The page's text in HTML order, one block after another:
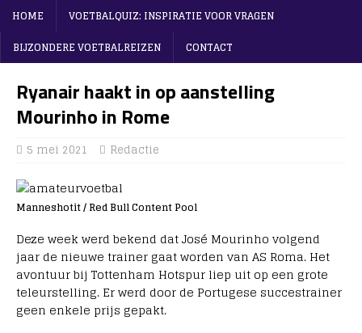
HOME
VOETBALQUIZ: INSPIRATIE VOOR VRAGEN
BIJZONDERE VOETBALREIZEN
CONTACT
Ryanair haakt in op aanstelling
Mourinho in Rome
5 mei 2021 Redactie
Manneshotit / Red Bull Content Pool
Deze week werd bekend dat José Mourinho volgend
jaar de nieuwe trainer gaat worden van AS Roma. Het
avontuur bij Tottenham Hotspur liep uit op een grote
teleurstelling. Er werd door de Portugese succestrainer
geen enkele prijs gepakt.